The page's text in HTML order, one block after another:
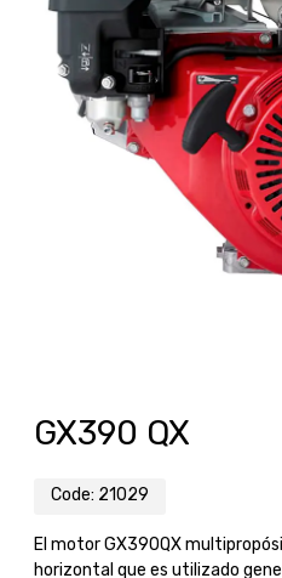
GX390 QX
Code: 21029
El motor GX390QX
horizontal que es utilizado